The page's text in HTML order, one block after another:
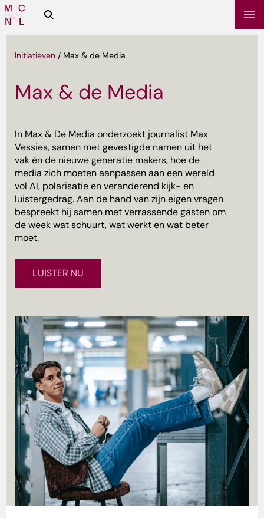
Media
Campus
Zoeken
Initiatieven / Max & de Media
Max & de Media
In Max & De Media onderzoekt journalist Max
Vessies, samen met gevestigde namen uit het
vak én de nieuwe generatie makers, hoe de
media zich moeten aanpassen aan een wereld
vol AI, polarisatie en veranderend kijk- en
luistergedrag. Aan de hand van zijn eigen vragen
bespreekt hij samen met verrassende gasten om
de week wat schuurt, wat werkt en wat beter
moet.
LUISTER NU